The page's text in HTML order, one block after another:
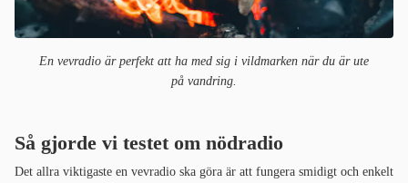
En vevradio är perfekt att ha med sig i vildmarken när du är ute
på vandring.
Så gjorde vi testet om nödradio
Det allra viktigaste en vevradio ska göra är att fungera smidigt och enkelt